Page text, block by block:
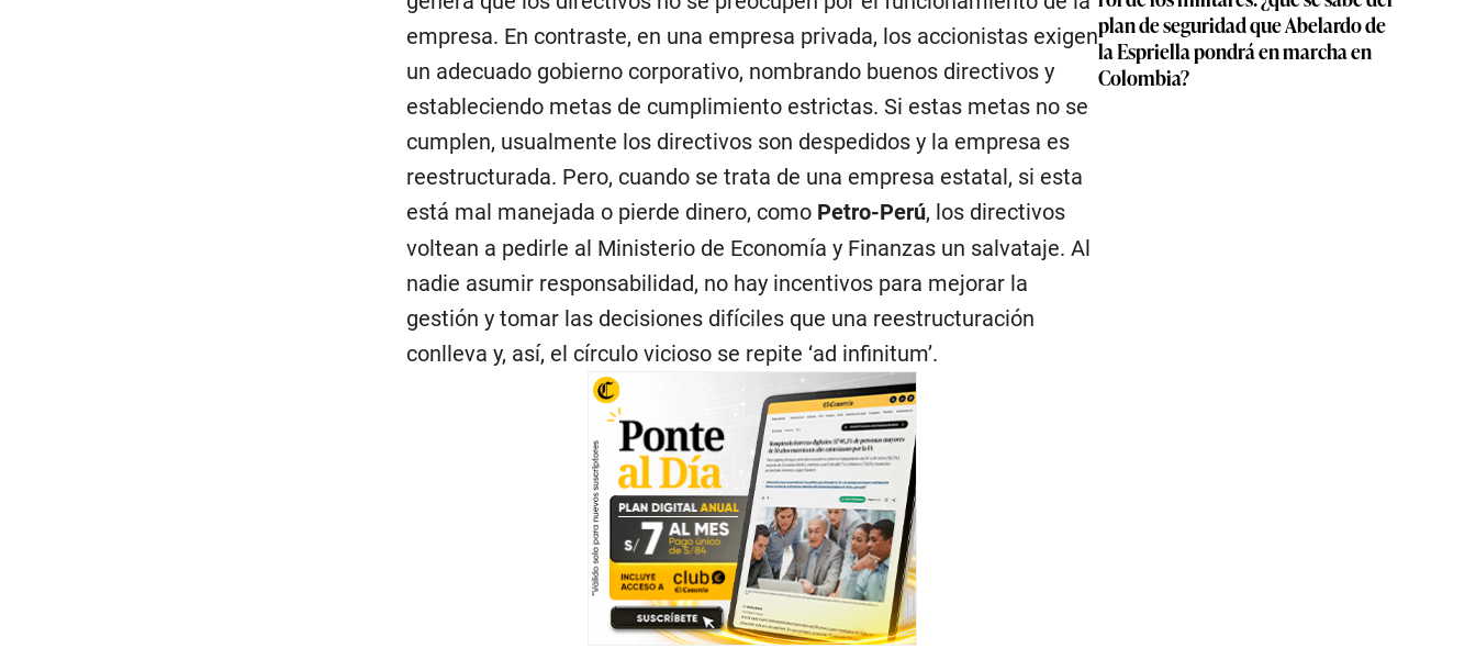
empresa. En contraste, en una empresa privada, los accionistas exigen
un adecuado gobierno corporativo, nombrando buenos directivos y
estableciendo metas de cumplimiento estrictas. Si estas metas no se
cumplen, usualmente los directivos son despedidos y la empresa es
reestructurada. Pero, cuando se trata de una empresa estatal, si esta
está mal manejada o pierde dinero, como Petro-Perú, los directivos
voltean a pedirle al Ministerio de Economía y Finanzas un salvataje. Al
nadie asumir responsabilidad, no hay incentivos para mejorar la
gestión y tomar las decisiones difíciles que una reestructuración
conlleva y, así, el círculo vicioso se repite ‘ad infinitum’.
plan de seguridad que Abelardo de
la Espriella pondrá en marcha en
Colombia?